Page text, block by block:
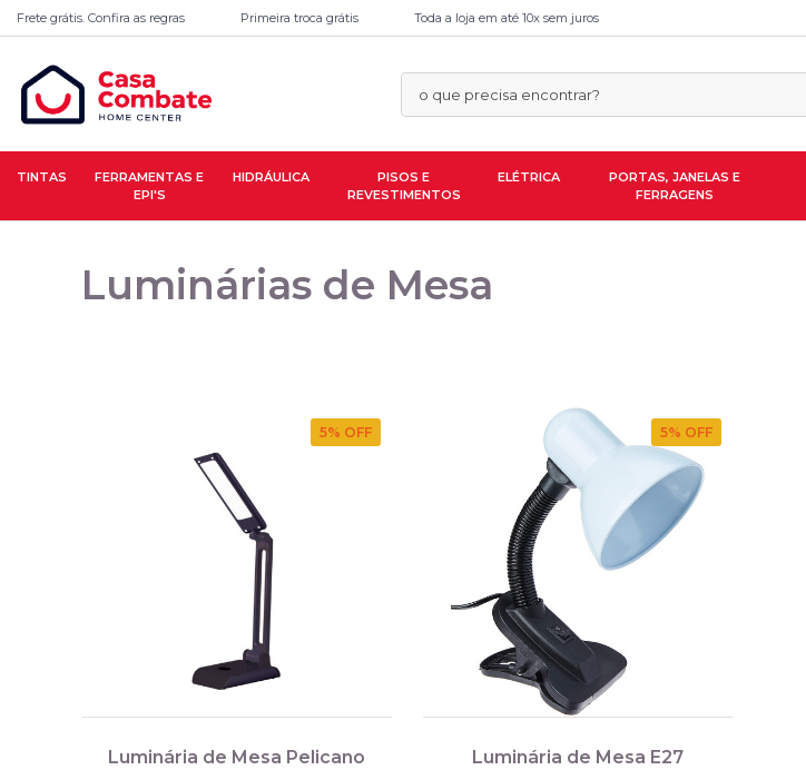
Frete grátis. Confira as regras Primeira troca grátis Toda a loja em até 10x sem juros
TINTAS
FERRAMENTAS E
EPI'S
HIDRÁULICA
PISOS E
REVESTIMENTOS
ELÉTRICA
PORTAS, JANELAS E
FERRAGENS
Luminárias de Mesa
5% OFF
Luminária de Mesa Pelicano
5% OFF
Luminária de Mesa E27